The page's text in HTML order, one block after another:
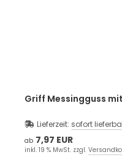
Griff Messingguss
Lieferzeit: sofort
ab 7,97 EUR
inkl. 19 % MwSt. zzgl.